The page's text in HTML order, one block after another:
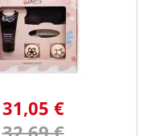
31,05 €